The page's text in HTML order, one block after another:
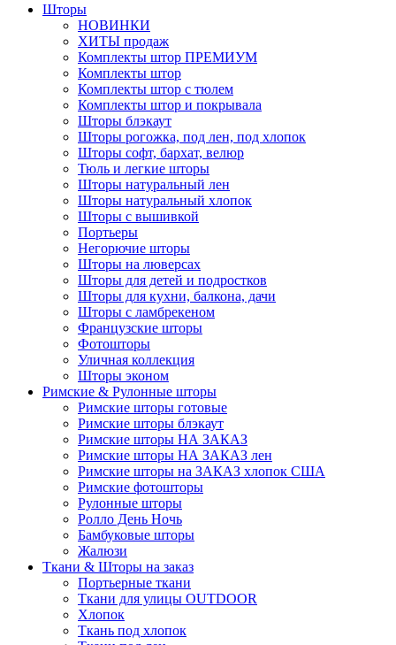
Шторы
НОВИНКИ
ХИТЫ продаж
Комплекты штор ПРЕМИУМ
Комплекты штор
Комплекты штор с тюлем
Комплекты штор и покрывала
Шторы блэкаут
Шторы рогожка, под лен, под хлопок
Шторы софт, бархат, велюр
Тюль и легкие шторы
Шторы натуральный лен
Шторы натуральный хлопок
Шторы с вышивкой
Портьеры
Негорючие шторы
Шторы на люверсах
Шторы для детей и подростков
Шторы для кухни, балкона, дачи
Шторы с ламбрекеном
Французские шторы
Фотошторы
Уличная коллекция
Шторы эконом
Римские & Рулонные шторы
Римские шторы готовые
Римские шторы блэкаут
Римские шторы НА ЗАКАЗ
Римские шторы НА ЗАКАЗ лен
Римские шторы на ЗАКАЗ хлопок США
Римские фотошторы
Рулонные шторы
Ролло День Ночь
Бамбуковые шторы
Жалюзи
Ткани & Шторы на заказ
Портьерные ткани
Ткани для улицы OUTDOOR
Хлопок
Ткань под хлопок